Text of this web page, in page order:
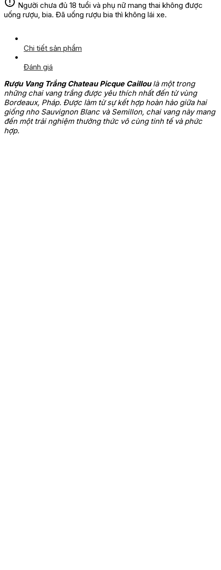
Người chưa đủ 18 tuổi và phụ nữ mang thai không được
uống rượu, bia. Đã uống rượu bia thì không lái xe.
Chi tiết sản phẩm
Đánh giá
Rượu Vang Trắng Chateau Picque Cailloulà một trong
những chai vang trắng được yêu thích nhất đến từ vùng
Bordeaux, Pháp. Được làm từ sự kết hợp hoàn hảo giữa hai
giống nho Sauvignon Blanc và Semillon, chai vang này mang
đến một trải nghiệm thưởng thức vô cùng tinh tế và phức
hợp.